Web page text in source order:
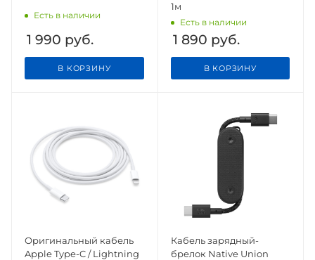
Есть в наличии
1 990 руб.
В КОРЗИНУ
1м
Есть в наличии
1 890 руб.
В КОРЗИНУ
Оригинальный кабель
Apple Type-C / Lightning
Кабель зарядный-
брелок Native Union